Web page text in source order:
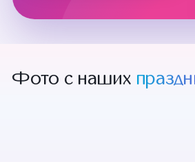
Фото с наших